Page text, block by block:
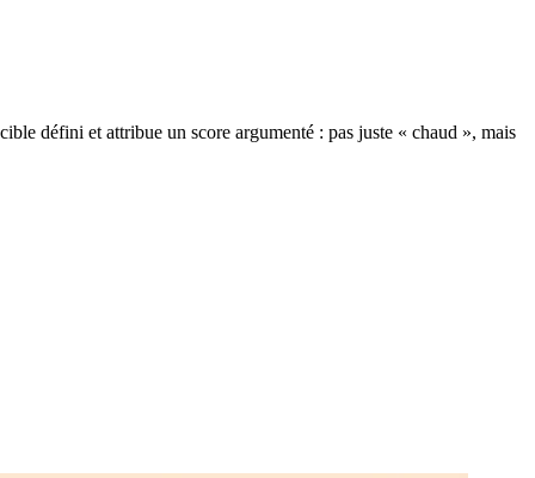
défini et attribue un score argumenté : pas juste « chaud », mais